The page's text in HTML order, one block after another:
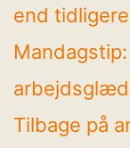
end
Tilbage på